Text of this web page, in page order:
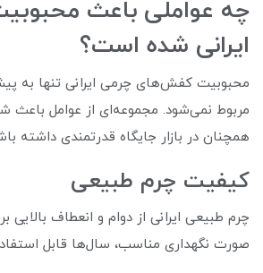
چه عواملی باعث
ایرانی شده است؟
محبوبیت کفش‌های چرمی ایرانی تنها به
مربوط نمی‌شود. مجموعه‌ای از عوامل باعث
همچنان در بازار جایگاه قدرتمندی داشته
کیفیت چرم طبیعی
چرم طبیعی ایرانی از دوام و انعطاف بالایی
صورت نگهداری مناسب، سال‌ها قابل